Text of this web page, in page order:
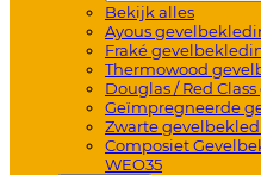
Bekijk alles
Ayous
Fraké
Thermowood
Douglas / Red
Geïmpregneerde
Zwarte
Composiet
WEO35